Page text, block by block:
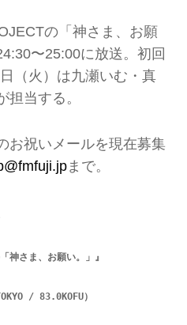
の「神さま、お願
〜25:00に放送。初回
（火）は九瀬いむ・真
当する。
お祝いメールを現在募集
まで。
神さま、お願い。」』
/ 83.0KOFU）